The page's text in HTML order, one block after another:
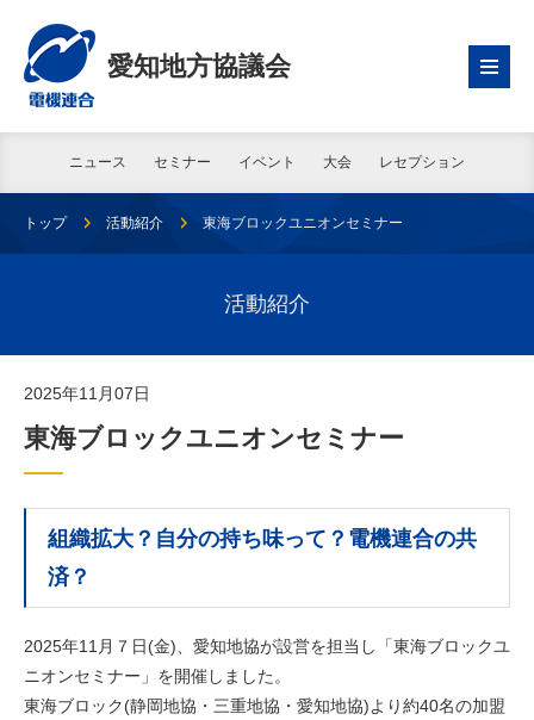
愛知地方協議会
ニュース セミナー イベント 大会 レセプション
トップ 活動紹介 東海ブロックユニオンセミナー
活動紹介
2025年11月07日
東海ブロックユニオンセミナー
組織拡大？自分の持ち味って？電機連合の共
済？
2025年11月７日(金)、愛知地協が設営を担当し「東海ブロックユ
ニオンセミナー」を開催しました。
東海ブロック(静岡地協・三重地協・愛知地協)より約40名の加盟